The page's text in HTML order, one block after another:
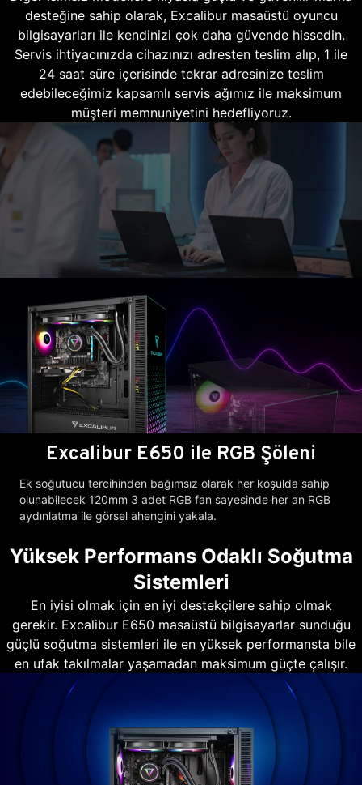
desteğine sahip olarak, Excalibur masaüstü oyuncu
bilgisayarları ile kendinizi çok daha güvende hissedin.
Servis ihtiyacınızda cihazınızı adresten teslim alıp, 1 ile
24 saat süre içerisinde tekrar adresinize teslim
edebileceğimiz kapsamlı servis ağımız ile maksimum
müşteri memnuniyetini hedefliyoruz.
Excalibur E650 ile RGB Şöleni
Ek soğutucu tercihinden bağımsız olarak her koşulda sahip
olunabilecek 120mm 3 adet RGB fan sayesinde her an RGB
aydınlatma ile görsel ahengini yakala.
Yüksek Performans Odaklı Soğutma
Sistemleri
En iyisi olmak için en iyi destekçilere sahip olmak
gerekir. Excalibur E650 masaüstü bilgisayarlar sunduğu
güçlü soğutma sistemleri ile en yüksek performansta bile
en ufak takılmalar yaşamadan maksimum güçte çalışır.